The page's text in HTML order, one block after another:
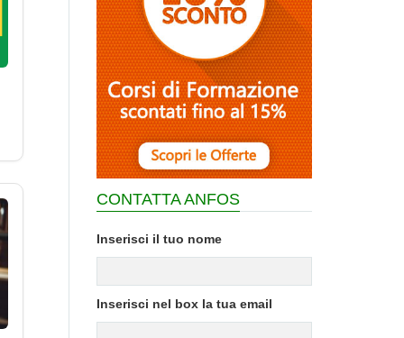
CONTATTA ANFOS
Inserisci il tuo nome
Inserisci nel box la tua email